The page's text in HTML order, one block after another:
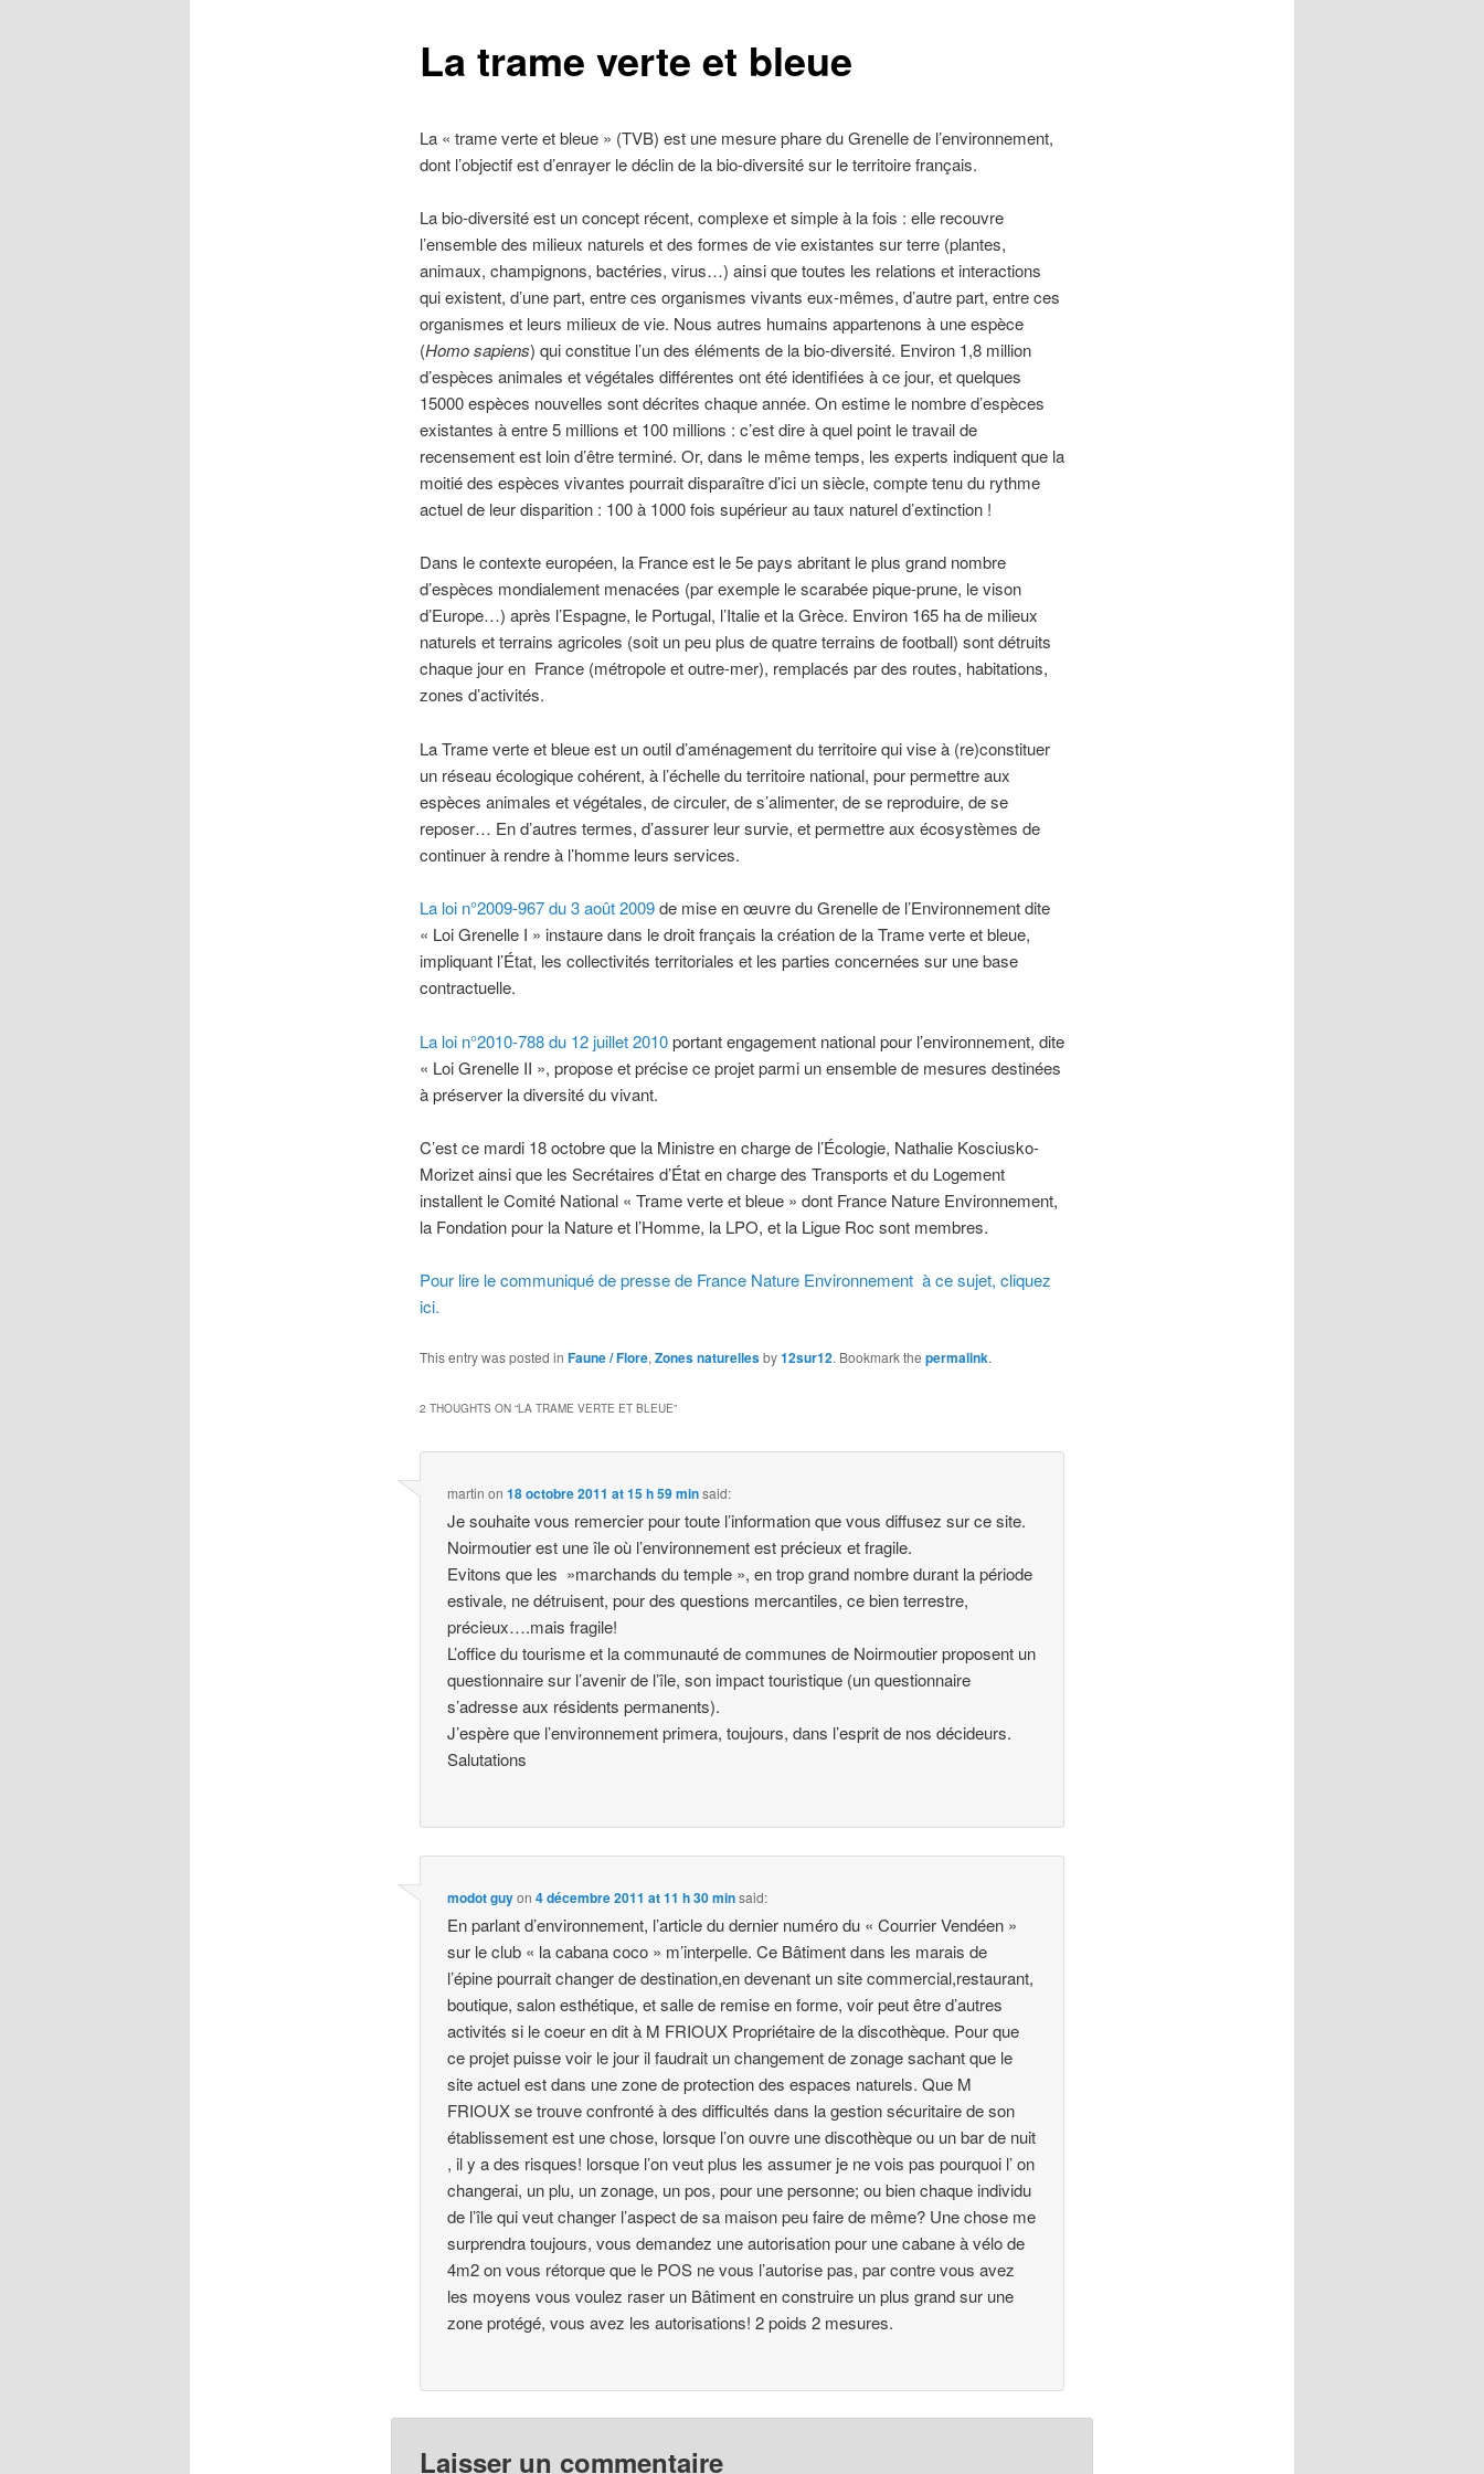
La trame verte et bleue
La « trame verte et bleue » (TVB) est une mesure phare du Grenelle de l’environnement,
dont l’objectif est d’enrayer le déclin de la bio-diversité sur le territoire français.
La bio-diversité est un concept récent, complexe et simple à la fois : elle recouvre
l’ensemble des milieux naturels et des formes de vie existantes sur terre (plantes,
animaux, champignons, bactéries, virus…) ainsi que toutes les relations et interactions
qui existent, d’une part, entre ces organismes vivants eux-mêmes, d’autre part, entre ces
organismes et leurs milieux de vie. Nous autres humains appartenons à une espèce
(Homo sapiens) qui constitue l’un des éléments de la bio-diversité. Environ 1,8 million
d’espèces animales et végétales différentes ont été identifiées à ce jour, et quelques
15000 espèces nouvelles sont décrites chaque année. On estime le nombre d’espèces
existantes à entre 5 millions et 100 millions : c’est dire à quel point le travail de
recensement est loin d’être terminé. Or, dans le même temps, les experts indiquent que la
moitié des espèces vivantes pourrait disparaître d’ici un siècle, compte tenu du rythme
actuel de leur disparition : 100 à 1000 fois supérieur au taux naturel d’extinction !
Dans le contexte européen, la France est le 5e pays abritant le plus grand nombre
d’espèces mondialement menacées (par exemple le scarabée pique-prune, le vison
d’Europe…) après l’Espagne, le Portugal, l’Italie et la Grèce. Environ 165 ha de milieux
naturels et terrains agricoles (soit un peu plus de quatre terrains de football) sont détruits
chaque jour en France (métropole et outre-mer), remplacés par des routes, habitations,
zones d’activités.
La Trame verte et bleue est un outil d’aménagement du territoire qui vise à (re)constituer
un réseau écologique cohérent, à l’échelle du territoire national, pour permettre aux
espèces animales et végétales, de circuler, de s’alimenter, de se reproduire, de se
reposer… En d’autres termes, d’assurer leur survie, et permettre aux écosystèmes de
continuer à rendre à l’homme leurs services.
La loi n°2009-967 du 3 août 2009de mise en œuvre du Grenelle de l’Environnement dite
« Loi Grenelle I » instaure dans le droit français la création de la Trame verte et bleue,
impliquant l’État, les collectivités territoriales et les parties concernées sur une base
contractuelle.
La loi n°2010-788 du 12 juillet 2010portant engagement national pour l’environnement, dite
« Loi Grenelle II », propose et précise ce projet parmi un ensemble de mesures destinées
à préserver la diversité du vivant.
C’est ce mardi 18 octobre que la Ministre en charge de l’Écologie, Nathalie Kosciusko-
Morizet ainsi que les Secrétaires d’État en charge des Transports et du Logement
installent le Comité National « Trame verte et bleue » dont France Nature Environnement,
la Fondation pour la Nature et l’Homme, la LPO, et la Ligue Roc sont membres.
Pour lire le communiqué de presse de France Nature Environnement à ce sujet, cliquez
ici.
This entry was posted in Faune / Flore, Zones naturellesby12sur12. Bookmark the permalink.
2 THOUGHTS ON “LA TRAME VERTE ET BLEUE”
martin on18 octobre 2011 at 15 h 59 minsaid:
Je souhaite vous remercier pour toute l’information que vous diffusez sur ce site.
Noirmoutier est une île où l’environnement est précieux et fragile.
Evitons que les »marchands du temple », en trop grand nombre durant la période
estivale, ne détruisent, pour des questions mercantiles, ce bien terrestre,
précieux….mais fragile!
L’office du tourisme et la communauté de communes de Noirmoutier proposent un
questionnaire sur l’avenir de l’île, son impact touristique (un questionnaire
s’adresse aux résidents permanents).
J’espère que l’environnement primera, toujours, dans l’esprit de nos décideurs.
Salutations
modot guyon4 décembre 2011 at 11 h 30 minsaid:
En parlant d’environnement, l’article du dernier numéro du « Courrier Vendéen »
sur le club « la cabana coco » m’interpelle. Ce Bâtiment dans les marais de
l’épine pourrait changer de destination,en devenant un site commercial,restaurant,
boutique, salon esthétique, et salle de remise en forme, voir peut être d’autres
activités si le coeur en dit à M FRIOUX Propriétaire de la discothèque. Pour que
ce projet puisse voir le jour il faudrait un changement de zonage sachant que le
site actuel est dans une zone de protection des espaces naturels. Que M
FRIOUX se trouve confronté à des difficultés dans la gestion sécuritaire de son
établissement est une chose, lorsque l’on ouvre une discothèque ou un bar de nuit
, il y a des risques! lorsque l’on veut plus les assumer je ne vois pas pourquoi l’ on
changerai, un plu, un zonage, un pos, pour une personne; ou bien chaque individu
de l’île qui veut changer l’aspect de sa maison peu faire de même? Une chose me
surprendra toujours, vous demandez une autorisation pour une cabane à vélo de
4m2 on vous rétorque que le POS ne vous l’autorise pas, par contre vous avez
les moyens vous voulez raser un Bâtiment en construire un plus grand sur une
zone protégé, vous avez les autorisations! 2 poids 2 mesures.
Laisser un commentaire